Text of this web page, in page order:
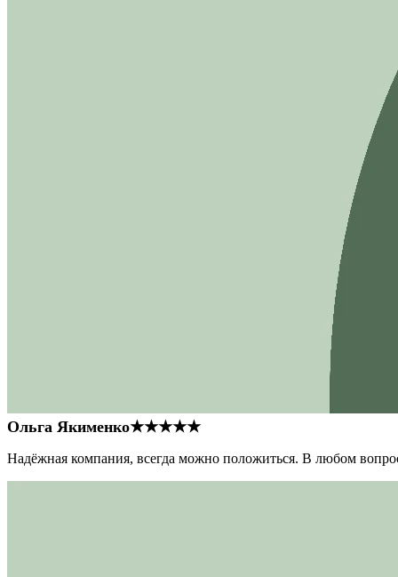
Ольга Якименко★★★★★
Надёжная компания, всегда можно положиться. В любом